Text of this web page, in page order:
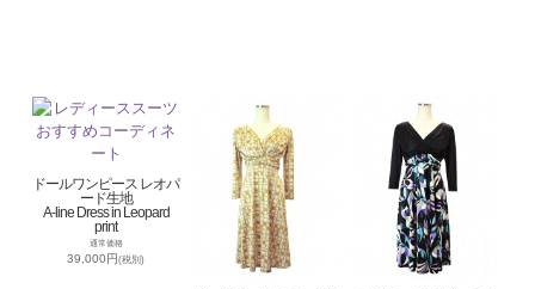
ドールワンピース レオパ
ード生地
A-line Dress in Leopard
print
通常価格
39,000円(税別)